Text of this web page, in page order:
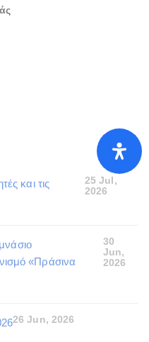
και τις
25 Jul,
2026
«Πράσινα
30
Jun,
2026
26 Jun, 2026